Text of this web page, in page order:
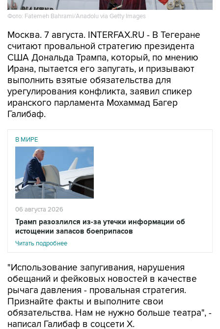
Фото: Fatemeh Bahrami/Anadolu via Getty Images
Москва. 7 августа. INTERFAX.RU - В Тегеране
считают провальной стратегию президента
США Дональда Трампа, который, по мнению
Ирана, пытается его запугать, и призывают
выполнить взятые обязательства для
урегулирования конфликта, заявил спикер
иранского парламента Мохаммад Багер
Галибаф.
В МИРЕ
06 августа 2026
Трамп разозлился из-за утечки информации об
истощении запасов боеприпасов
Читать подробнее
"Использование запугивания, нарушения
обещаний и фейковых новостей в качестве
рычага давления - провальная стратегия.
Признайте факты и выполните свои
обязательства. Нам не нужно больше театра", -
написал Галибаф в соцсети X.